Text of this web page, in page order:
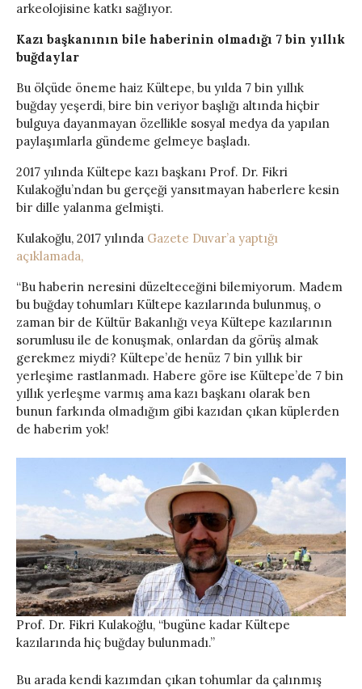
arkeolojisine katkı sağlıyor.
Kazı başkanının bile haberinin olmadığı 7 bin yıllık
buğdaylar
Bu ölçüde öneme haiz Kültepe, bu yılda 7 bin yıllık
buğday yeşerdi, bire bin veriyor başlığı altında hiçbir
bulguya dayanmayan özellikle sosyal medya da yapılan
paylaşımlarla gündeme gelmeye başladı.
2017 yılında Kültepe kazı başkanı Prof. Dr. Fikri
Kulakoğlu’ndan bu gerçeği yansıtmayan haberlere kesin
bir dille yalanma gelmişti.
Kulakoğlu, 2017 yılında Gazete Duvar’a yaptığı
açıklamada,
“Bu haberin neresini düzelteceğini bilemiyorum. Madem
bu buğday tohumları Kültepe kazılarında bulunmuş, o
zaman bir de Kültür Bakanlığı veya Kültepe kazılarının
sorumlusu ile de konuşmak, onlardan da görüş almak
gerekmez miydi? Kültepe’de henüz 7 bin yıllık bir
yerleşime rastlanmadı. Habere göre ise Kültepe’de 7 bin
yıllık yerleşme varmış ama kazı başkanı olarak ben
bunun farkında olmadığım gibi kazıdan çıkan küplerden
de haberim yok!
Prof. Dr. Fikri Kulakoğlu, “bugüne kadar Kültepe
kazılarında hiç buğday bulunmadı.”
Bu arada kendi kazımdan çıkan tohumlar da çalınmış